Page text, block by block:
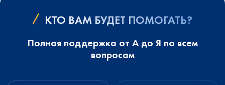
КТО ВАМ БУДЕТ ПОМОГАТЬ?
Полная поддержка от А до Я по всем
вопросам